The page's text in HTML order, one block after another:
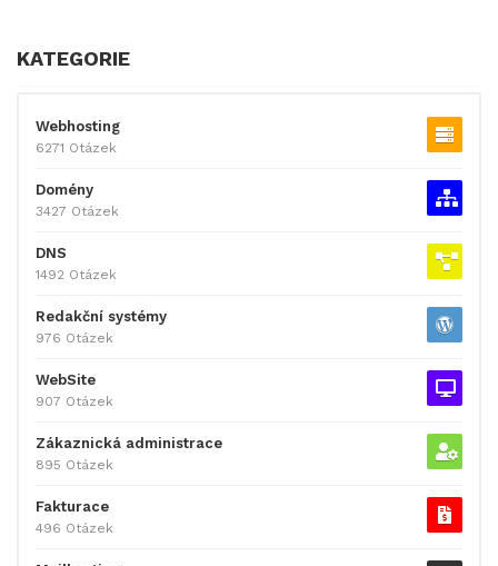
KATEGORIE
Webhosting
6271 Otázek
Domény
3427 Otázek
DNS
1492 Otázek
Redakční systémy
976 Otázek
WebSite
907 Otázek
Zákaznická administrace
895 Otázek
Fakturace
496 Otázek